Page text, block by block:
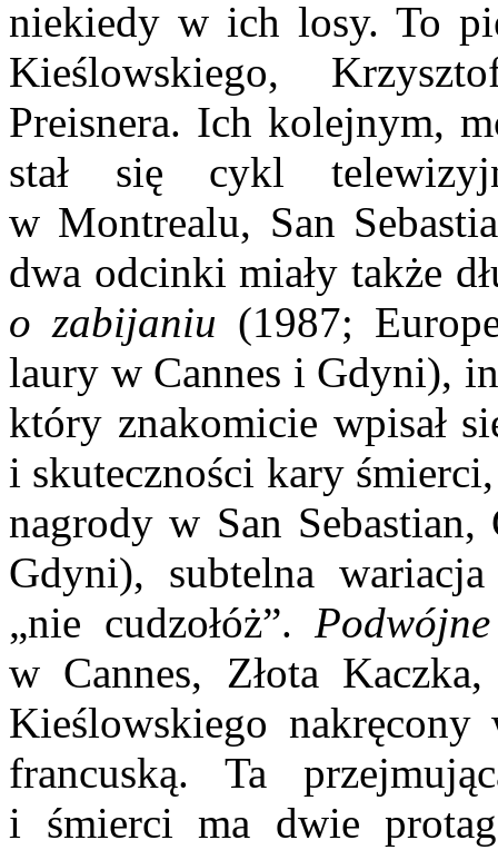
niekiedy w ich losy. To
Kieślowskiego,
Preisnera. Ich kolejnym,
stał się cykl
w Montrealu, San
dwa odcinki miały także
o zabijaniu (1987;
laury w Cannes i Gdyni),
który znakomicie wpisał
i skuteczności kary
nagrody w San Sebastian,
Gdyni), subtelna
„nie cudzołóż”.
w Cannes, Złota
Kieślowskiego
francuską. Ta
i śmierci ma dwie